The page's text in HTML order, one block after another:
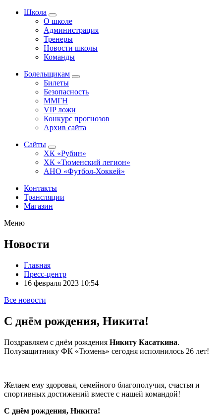
Школа
О школе
Администрация
Тренеры
Новости школы
Команды
Болельщикам
Билеты
Безопасность
ММГН
VIP ложи
Конкурс прогнозов
Архив сайта
Сайты
ХК «Рубин»
ХК «Тюменский легион»
АНО «Футбол-Хоккей»
Контакты
Трансляции
Магазин
Меню
Новости
Главная
Пресс-центр
16 февраля 2023 10:54
Все новости
С днём рождения, Никита!
Поздравляем с днём рождения Никиту Касаткина.
Полузащитнику ФК «Тюмень» сегодня исполнилось 26 лет!
Желаем ему здоровья, семейного благополучия, счастья и
спортивных достижений вместе с нашей командой!
С днём рождения, Никита!